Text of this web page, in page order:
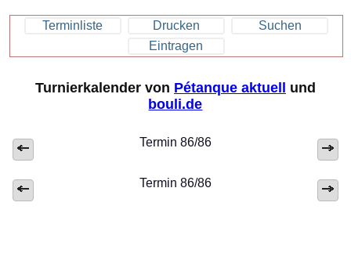
Terminliste Drucken
Suchen
Eintragen
Turnierkalender von Pétanque aktuell und
bouli.de
Termin 86/86
Termin 86/86